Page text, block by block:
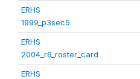
ERHS
1999_p3sec5
ERHS
2004_r6_roster_card
ERHS